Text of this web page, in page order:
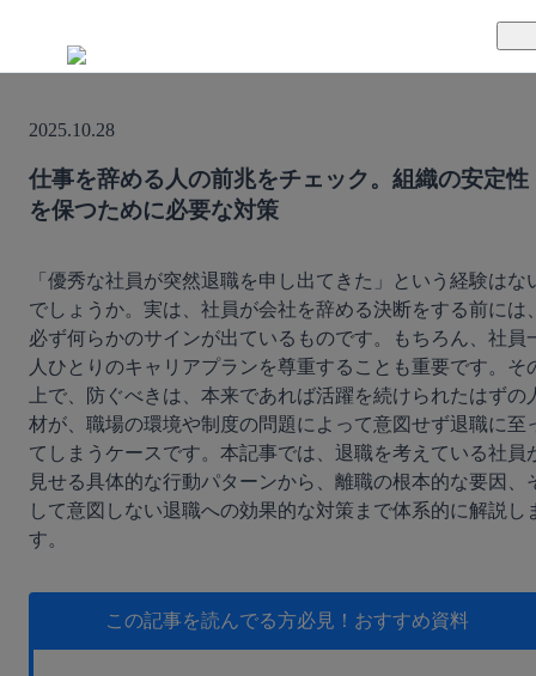
TUNAGの特徴
サポート体制
セキュリティ体制
料金案内
導入事例
活用方法
運営会社
セミナー
お役立ち資料
資料ダウンロード
2025.10.28
仕事を辞める人の前兆をチェック。組織の安定性
を保つために必要な対策
「優秀な社員が突然退職を申し出てきた」という経験はな
でしょうか。実は、社員が会社を辞める決断をする前には
必ず何らかのサインが出ているものです。もちろん、社員
人ひとりのキャリアプランを尊重することも重要です。そ
上で、防ぐべきは、本来であれば活躍を続けられたはずの
材が、職場の環境や制度の問題によって意図せず退職に至
てしまうケースです。本記事では、退職を考えている社員
見せる具体的な行動パターンから、離職の根本的な要因、
して意図しない退職への効果的な対策まで体系的に解説し
す。
この記事を読んでる方必見！ おすすめ資料